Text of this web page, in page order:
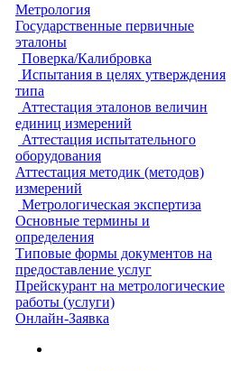
Метрология
Государственные первичные
эталоны
Поверка/Калибровка
Испытания в целях утверждения
типа
Аттестация эталонов величин
единиц измерений
Аттестация испытательного
оборудования
Аттестация методик (методов)
измерений
Метрологическая экспертиза
Основные термины и
определения
Типовые формы документов на
предоставление услуг
Прейскурант на метрологические
работы (услуги)
Онлайн-Заявка